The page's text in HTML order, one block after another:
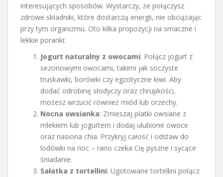
interesujących sposobów. Wystarczy, że połączysz
zdrowe składniki, które dostarczą energii, nie obciążając
przy tym organizmu. Oto kilka propozycji na smaczne i
lekkie poranki:
Jogurt naturalny z owocami: Połącz jogurt z
sezonowymi owocami, takimi jak soczyste
truskawki, borówki czy egzotyczne kiwi. Aby
dodać odrobinę słodyczy oraz chrupkości,
możesz wrzucić również miód lub orzechy.
Nocna owsianka: Zmieszaj płatki owsiane z
mlekiem lub jogurtem i dodaj ulubione owoce
oraz nasiona chia. Przykryj całość i odstaw do
lodówki na noc – rano czeka Cię pyszne i sycące
śniadanie.
Sałatka z tortellini: Ugotowane tortellini połącz